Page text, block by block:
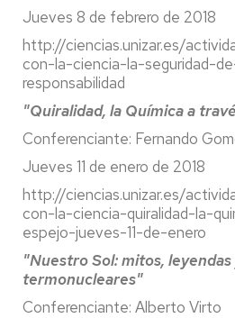
Jueves 8 de febrero de 2018
http://ciencias.unizar.es/
con-la-ciencia-la-seguridad-
responsabilidad
"Quiralidad, la Química a
Conferenciante: Fernando
Jueves 11 de enero de 2018
http://ciencias.unizar.es/
con-la-ciencia-quiralidad-la-
espejo-jueves-11-de-enero
"Nuestro Sol: mitos,
termonucleares"
Conferenciante: Alberto Virto